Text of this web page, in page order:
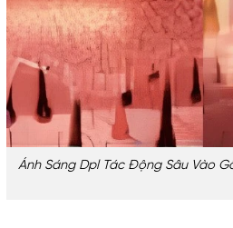
Ánh Sáng Dpl Tác Động Sâu Vào